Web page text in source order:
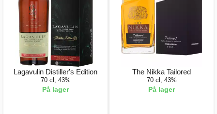
Lagavulin Distiller's Edition
70 cl, 43%
På lager
The Nikka Tailored
70 cl, 43%
På lager